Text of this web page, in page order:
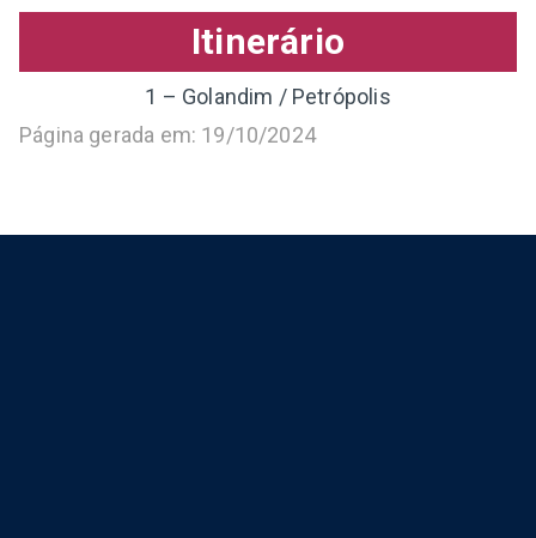
Itinerário
1 – Golandim / Petrópolis
Página gerada em: 19/10/2024